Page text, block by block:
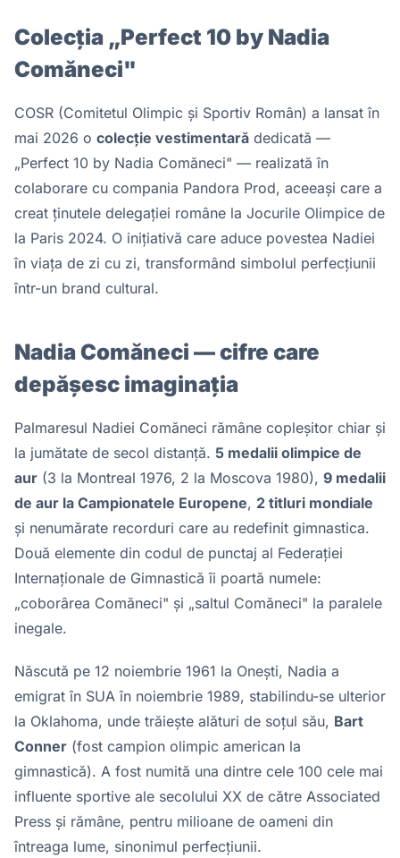
Colecția „Perfect 10 by Nadia
Comăneci"
COSR (Comitetul Olimpic și Sportiv Român) a lansat în
mai 2026 o colecție vestimentară dedicată —
„Perfect 10 by Nadia Comăneci" — realizată în
colaborare cu compania Pandora Prod, aceeași care a
creat ținutele delegației române la Jocurile Olimpice de
la Paris 2024. O inițiativă care aduce povestea Nadiei
în viața de zi cu zi, transformând simbolul perfecțiunii
într-un brand cultural.
Nadia Comăneci — cifre care
depășesc imaginația
Palmaresul Nadiei Comăneci rămâne copleșitor chiar și
la jumătate de secol distanță. 5 medalii olimpice de
aur (3 la Montreal 1976, 2 la Moscova 1980), 9 medalii
de aur la Campionatele Europene, 2 titluri mondiale
și nenumărate recorduri care au redefinit gimnastica.
Două elemente din codul de punctaj al Federației
Internaționale de Gimnastică îi poartă numele:
„coborârea Comăneci" și „saltul Comăneci" la paralele
inegale.
Născută pe 12 noiembrie 1961 la Onești, Nadia a
emigrat în SUA în noiembrie 1989, stabilindu-se ulterior
la Oklahoma, unde trăiește alături de soțul său, Bart
Conner (fost campion olimpic american la
gimnastică). A fost numită una dintre cele 100 cele mai
influente sportive ale secolului XX de către Associated
Press și rămâne, pentru milioane de oameni din
întreaga lume, sinonimul perfecțiunii.